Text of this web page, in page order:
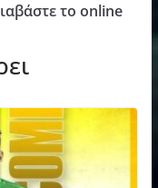
το online